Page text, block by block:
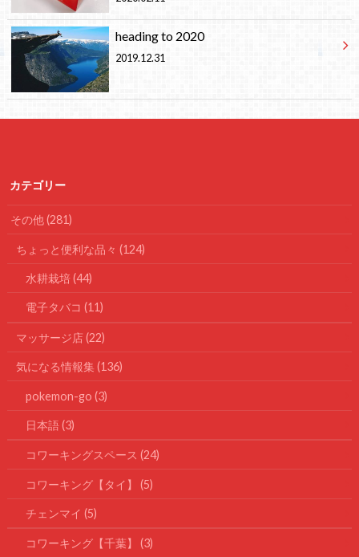
heading to 2020
2019.12.31
カテゴリー
その他(281)
ちょっと便利な品々(124)
水耕栽培(44)
電子タバコ (11)
マッサージ店(22)
気になる情報集(136)
pokemon-go (3)
日本語(3)
コワーキングスペース (24)
コワーキング【タイ】 (5)
チェンマイ (5)
コワーキング【千葉】 (3)